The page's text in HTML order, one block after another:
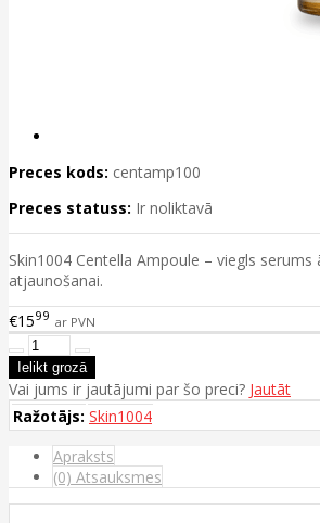
Preces kods: centamp100
Preces statuss: Ir noliktavā
Skin1004 Centella Ampoule – viegls
atjaunošanai.
€1599 ar PVN
Vai jums ir jautājumi par šo preci? Jautāt
Ražotājs: Skin1004
Apraksts
(0) Atsauksmes